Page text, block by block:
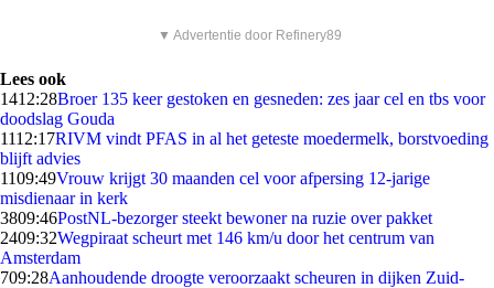
▼ Advertentie door Refinery89
Lees ook
1412:28Broer 135 keer gestoken en gesneden: zes jaar cel en tbs voor
doodslag Gouda
1112:17RIVM vindt PFAS in al het geteste moedermelk, borstvoeding
blijft advies
1109:49Vrouw krijgt 30 maanden cel voor afpersing 12-jarige
misdienaar in kerk
3809:46PostNL-bezorger steekt bewoner na ruzie over pakket
2409:32Wegpiraat scheurt met 146 km/u door het centrum van
Amsterdam
709:28Aanhoudende droogte veroorzaakt scheuren in dijken Zuid-